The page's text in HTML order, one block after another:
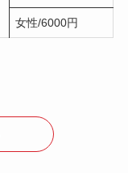
女性/6000円